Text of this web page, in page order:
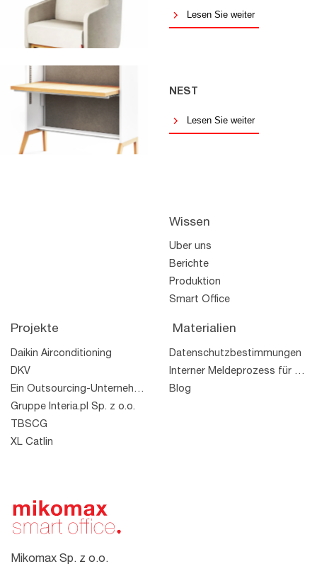
Lesen Sie weiter
NEST
Lesen Sie weiter
Mikomax Sp. z o.o.
Wissen
Über uns
Berichte
Produktion
Smart Office
Projekte
Daikin Airconditioning
DKV
Ein Outsourcing-Unternehmen
Gruppe Interia.pl Sp. z o.o.
TBSCG
XL Catlin
Materialien
Datenschutzbestimmungen
Interner Meldeprozess für Rechtsverstöße
Blog